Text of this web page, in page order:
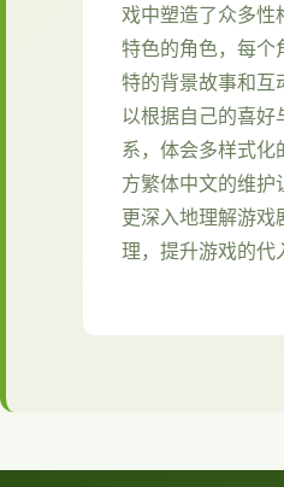
戏中塑造了众多性
特色的角色，每个
特的背景故事和互
以根据自己的喜好
系，体会多样式化
方繁体中文的维护
更深入地理解游戏
理，提升游戏的代